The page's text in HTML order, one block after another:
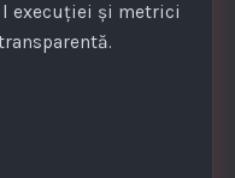
execuției și metrici